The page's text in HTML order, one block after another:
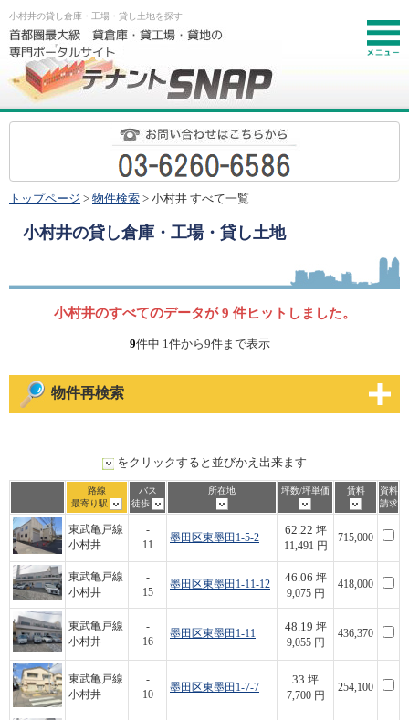
小村井の貸し倉庫・工場・貸し土地を探す
トップページ > 物件検索 > 小村井 すべて一覧
小村井の貸し倉庫・工場・貸し土地
小村井のすべてのデータが 9 件ヒットしました。
9件中 1件から9件まで表示
をクリックすると並びかえ出来ます
路線
最寄り駅
バス
徒歩
所在地 坪数/坪単価 賃料
資料
請求
東武亀戸線
小村井
-
11
墨田区東墨田1-5-2
62.22 坪
11,491 円
715,000
東武亀戸線
小村井
-
15
墨田区東墨田1-11-12
46.06 坪
9,075 円
418,000
東武亀戸線
小村井
-
16
墨田区東墨田1-11
48.19 坪
9,055 円
436,370
東武亀戸線
小村井
-
10
墨田区東墨田1-7-7
33 坪
7,700 円
254,100
物件再検索